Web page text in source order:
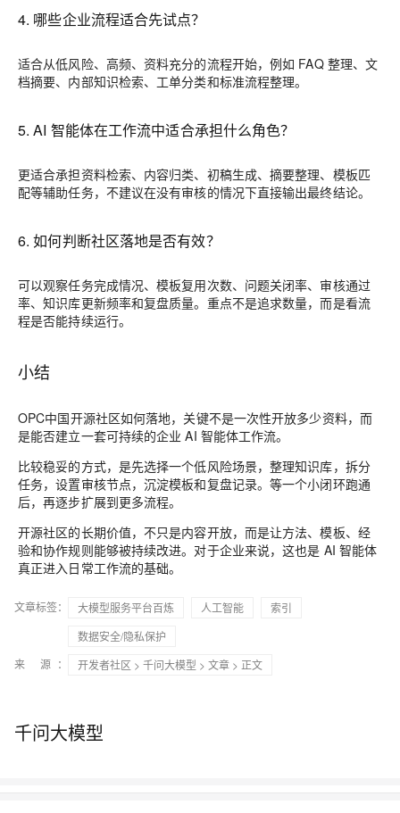
4. 哪些企业流程适合先试点？
适合从低风险、高频、资料充分的流程开始，例如 FAQ 整理、文
档摘要、内部知识检索、工单分类和标准流程整理。
5. AI 智能体在工作流中适合承担什么角色？
更适合承担资料检索、内容归类、初稿生成、摘要整理、模板匹
配等辅助任务，不建议在没有审核的情况下直接输出最终结论。
6. 如何判断社区落地是否有效？
可以观察任务完成情况、模板复用次数、问题关闭率、审核通过
率、知识库更新频率和复盘质量。重点不是追求数量，而是看流
程是否能持续运行。
小结
OPC中国开源社区如何落地，关键不是一次性开放多少资料，而
是能否建立一套可持续的企业 AI 智能体工作流。
比较稳妥的方式，是先选择一个低风险场景，整理知识库，拆分
任务，设置审核节点，沉淀模板和复盘记录。等一个小闭环跑通
后，再逐步扩展到更多流程。
开源社区的长期价值，不只是内容开放，而是让方法、模板、经
验和协作规则能够被持续改进。对于企业来说，这也是 AI 智能体
真正进入日常工作流的基础。
文章标签： 大模型服务平台百炼 人工智能
索引
数据安全/隐私保护
来 源：
开发者社区 > 千问大模型 > 文章 > 正文
千问大模型